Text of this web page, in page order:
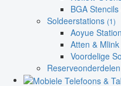
BGA
Soldeerstations (1)
Aoyue
Atten &
Voordelige